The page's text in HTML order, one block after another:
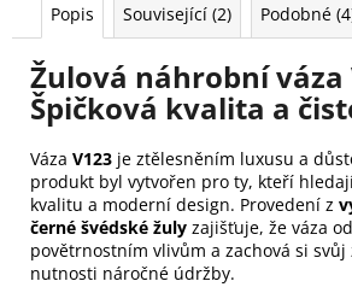
Popis Související (2) Podobné
Žulová náhrobní váza
Špičková kvalita a
Váza V123 je ztělesněním luxusu a
produkt byl vytvořen pro ty, kteří
kvalitu a moderní design. Provedení z
černé švédské žuly zajišťuje, že váza
povětrnostním vlivům a zachová si svůj
nutnosti náročné údržby.